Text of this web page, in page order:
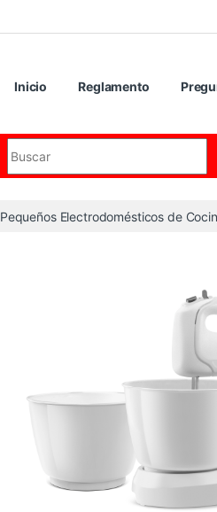
Inicio Reglamento
Pequeños Electrodomésticos de